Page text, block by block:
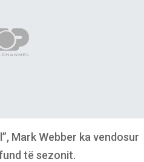
Mark Webber ka vendosur
të sezonit.